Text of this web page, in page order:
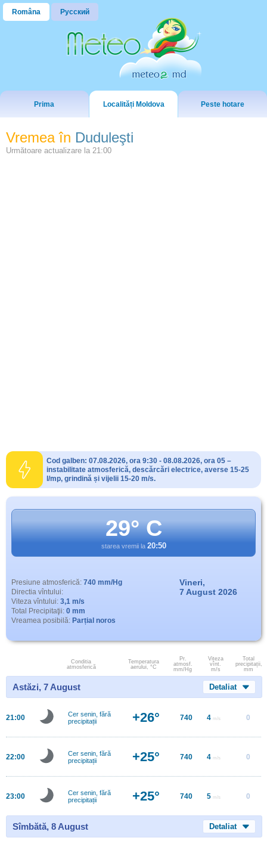
Româna Русский
Prima Localități Moldova Peste hotare
Vremea în Duduleşti
Următoare actualizare la 21:00
Cod galben: 07.08.2026, ora 9:30 - 08.08.2026, ora 05 –
instabilitate atmosferică, descărcări electrice, averse 15-25
l/mp, grindină și vijelii 15-20 m/s.
29° C
starea vremii la 20:50
Presiune atmosferică: 740 mm/Hg
Directia vîntului:
Viteza vîntului: 3,1 m/s
Total Precipitaţii: 0 mm
Vreamea posibilă: Parțial noros
Vineri,
7 August 2026
Conditia
atmosferică
Temperatura
aerului, °C
Pr.
atmosf.
mm/Hg
Viteza
vînt.
m/s
Total
precipitații,
mm
Astăzi, 7 August Detaliat
21:00
Cer senin, fără
precipitații
+26° 740 4 m/s 0
22:00
Cer senin, fără
precipitații
+25° 740 4 m/s 0
23:00
Cer senin, fără
precipitații
+25° 740 5 m/s 0
Sîmbătă, 8 August Detaliat